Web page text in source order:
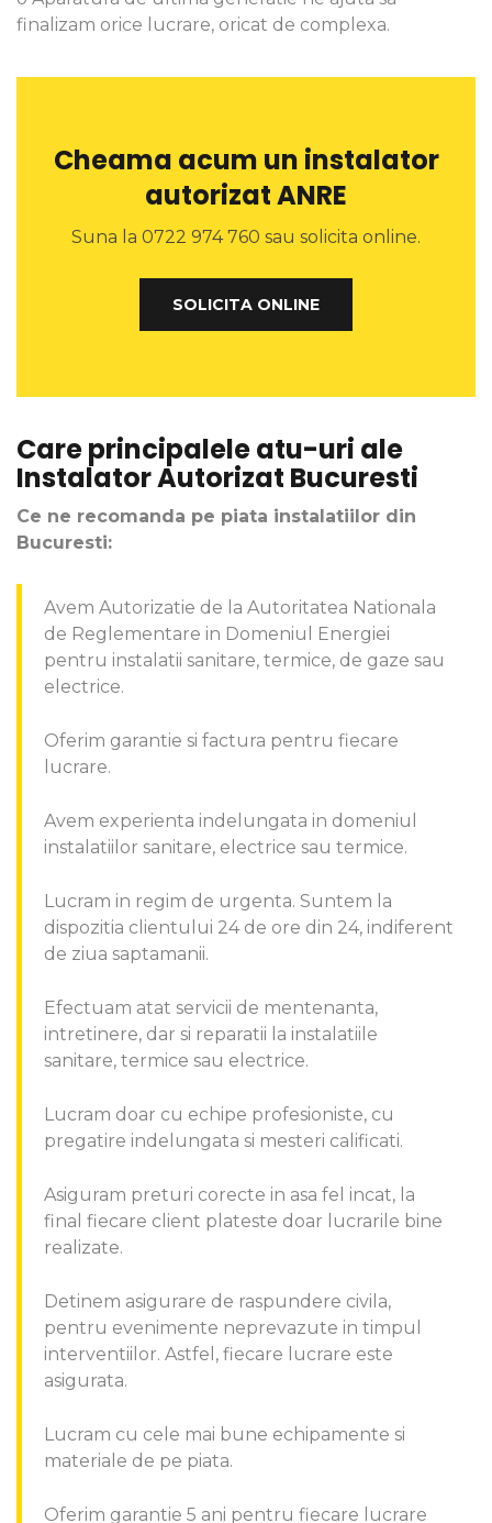
finalizam orice lucrare, oricat de complexa.
Cheama acum un instalator
autorizat ANRE
Suna la 0722 974 760 sau solicita online.
SOLICITA ONLINE
Care principalele atu-uri ale
Instalator Autorizat Bucuresti
Ce ne recomanda pe piata instalatiilor din
Bucuresti:
Avem Autorizatie de la Autoritatea Nationala
de Reglementare in Domeniul Energiei
pentru instalatii sanitare, termice, de gaze sau
electrice.
Oferim garantie si factura pentru fiecare
lucrare.
Avem experienta indelungata in domeniul
instalatiilor sanitare, electrice sau termice.
Lucram in regim de urgenta. Suntem la
dispozitia clientului 24 de ore din 24, indiferent
de ziua saptamanii.
Efectuam atat servicii de mentenanta,
intretinere, dar si reparatii la instalatiile
sanitare, termice sau electrice.
Lucram doar cu echipe profesioniste, cu
pregatire indelungata si mesteri calificati.
Asiguram preturi corecte in asa fel incat, la
final fiecare client plateste doar lucrarile bine
realizate.
Detinem asigurare de raspundere civila,
pentru evenimente neprevazute in timpul
interventiilor. Astfel, fiecare lucrare este
asigurata.
Lucram cu cele mai bune echipamente si
materiale de pe piata.
Oferim garantie 5 ani pentru fiecare lucrare